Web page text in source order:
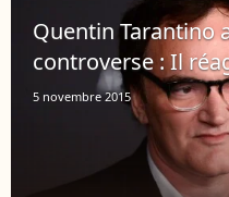
Quentin Tarantino
controverse : Il
5 novembre 2015